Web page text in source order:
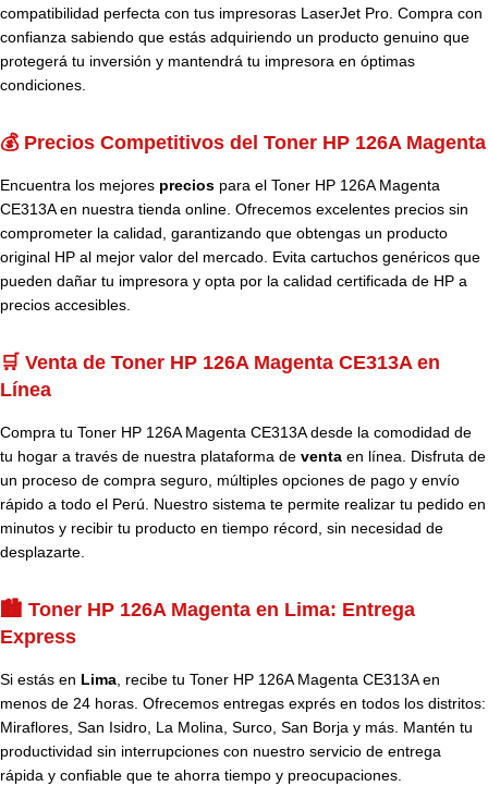
compatibilidad perfecta con tus impresoras LaserJet Pro. Compra con
confianza sabiendo que estás adquiriendo un producto genuino que
protegerá tu inversión y mantendrá tu impresora en óptimas
condiciones.
💰 Precios Competitivos del Toner HP 126A Magenta
Encuentra los mejores precios para el Toner HP 126A Magenta
CE313A en nuestra tienda online. Ofrecemos excelentes precios sin
comprometer la calidad, garantizando que obtengas un producto
original HP al mejor valor del mercado. Evita cartuchos genéricos que
pueden dañar tu impresora y opta por la calidad certificada de HP a
precios accesibles.
🛒 Venta de Toner HP 126A Magenta CE313A en
Línea
Compra tu Toner HP 126A Magenta CE313A desde la comodidad de
tu hogar a través de nuestra plataforma de venta en línea. Disfruta de
un proceso de compra seguro, múltiples opciones de pago y envío
rápido a todo el Perú. Nuestro sistema te permite realizar tu pedido en
minutos y recibir tu producto en tiempo récord, sin necesidad de
desplazarte.
🏙️ Toner HP 126A Magenta en Lima: Entrega
Express
Si estás en Lima , recibe tu Toner HP 126A Magenta CE313A en
menos de 24 horas. Ofrecemos entregas exprés en todos los distritos:
Miraflores, San Isidro, La Molina, Surco, San Borja y más. Mantén tu
productividad sin interrupciones con nuestro servicio de entrega
rápida y confiable que te ahorra tiempo y preocupaciones.